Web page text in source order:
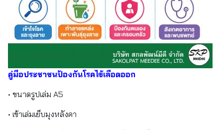
คู่มือประชาชนป้องกันโรคไข้เลือดออก
• ขนาดรูปเล่ม A5
• เข้าเล่มเย็บมุงหลังคา